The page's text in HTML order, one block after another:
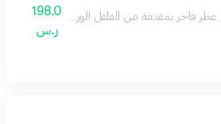
عطر فاخر بمقدمة من الفلفل الوردي والورد
198.0
ر.س